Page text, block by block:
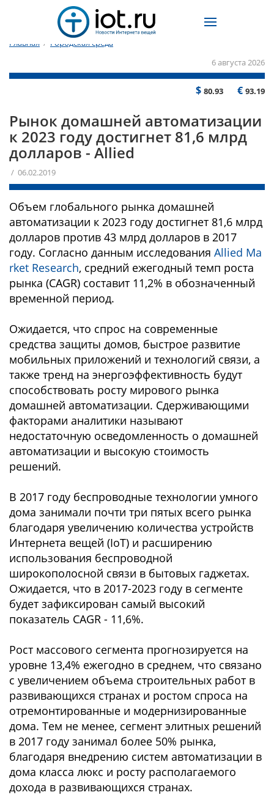
Главная / Городская среда
6 августа 2026
$ 80.93 € 93.19
Рынок домашней автоматизации
к 2023 году достигнет 81,6 млрд
долларов - Allied
/ 06.02.2019
Объем глобального рынка домашней
автоматизации к 2023 году достигнет 81,6 млрд
долларов против 43 млрд долларов в 2017
году. Согласно данным исследования Allied Ma
rket Research, средний ежегодный темп роста
рынка (CAGR) составит 11,2% в обозначенный
временной период.
Ожидается, что спрос на современные
средства защиты домов, быстрое развитие
мобильных приложений и технологий связи, а
также тренд на энергоэффективность будут
способствовать росту мирового рынка
домашней автоматизации. Сдерживающими
факторами аналитики называют
недостаточную осведомленность о домашней
автоматизации и высокую стоимость
решений.
В 2017 году беспроводные технологии умного
дома занимали почти три пятых всего рынка
благодаря увеличению количества устройств
Интернета вещей (IoT) и расширению
использования беспроводной
широкополосной связи в бытовых гаджетах.
Ожидается, что в 2017-2023 году в сегменте
будет зафиксирован самый высокий
показатель CAGR - 11,6%.
Рост массового сегмента прогнозируется на
уровне 13,4% ежегодно в среднем, что связано
с увеличением объема строительных работ в
развивающихся странах и ростом спроса на
отремонтированные и модернизированные
дома. Тем не менее, сегмент элитных решений
в 2017 году занимал более 50% рынка,
благодаря внедрению систем автоматизации в
дома класса люкс и росту располагаемого
дохода в развивающихся странах.